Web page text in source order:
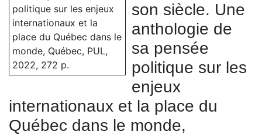
son siècle. Une
anthologie de
sa pensée
politique sur les
enjeux
internationaux et la place du
Québec dans le monde,